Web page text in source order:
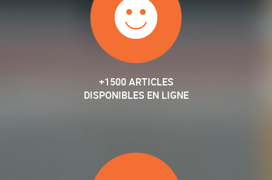
+1500 ARTICLES
DISPONIBLES EN LIGNE